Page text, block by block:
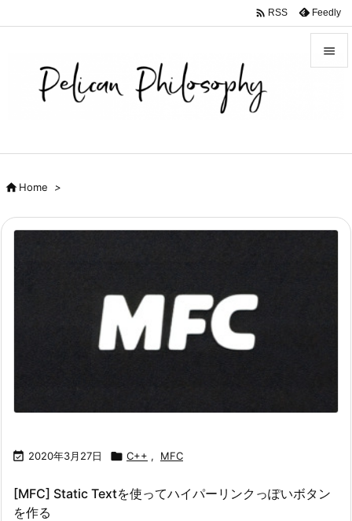

次へ
 RSS Feedly
Home >
 2020年3月27日  C++ , MFC
[MFC] Static Textを使ってハイパーリンクっぽいボタン
を作る